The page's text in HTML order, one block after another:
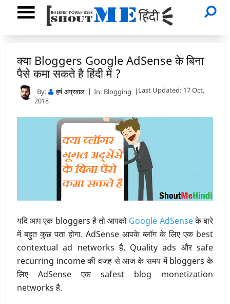
क्या Bloggers Google AdSense के बिना
पैसे कमा सकते है हिंदी में ?
By: हर्ष अग्रवाल In: Blogging
Last Updated: 17 Oct,
2018
यदि आप एक bloggers है तो आपको Google AdSenseके बारे
में बहुत कुछ पता होगा. AdSense आपके ब्लॉग के लिए एक best
contextual ad networks है. Quality ads और safe
recurring income की वजह से आज के समय में bloggers के
लिए AdSense एक safest blog monetization
networks है.